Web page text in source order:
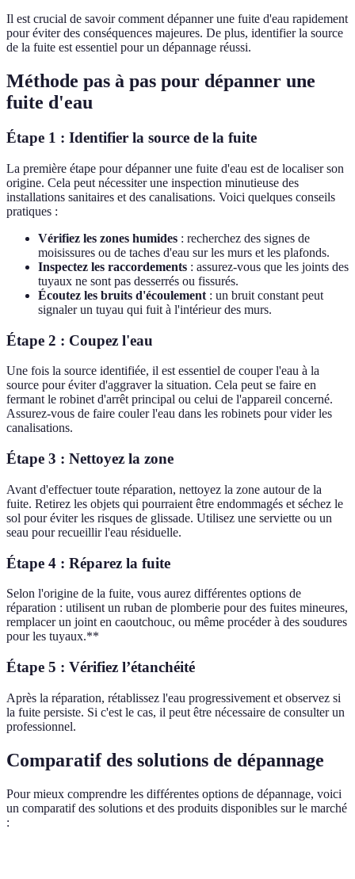
Il est crucial de savoir comment dépanner une fuite d'eau rapidement
pour éviter des conséquences majeures. De plus, identifier la source
de la fuite est essentiel pour un dépannage réussi.
Méthode pas à pas pour dépanner une
fuite d'eau
Étape 1 : Identifier la source de la fuite
La première étape pour dépanner une fuite d'eau est de localiser son
origine. Cela peut nécessiter une inspection minutieuse des
installations sanitaires et des canalisations. Voici quelques conseils
pratiques :
Vérifiez les zones humides : recherchez des signes de
moisissures ou de taches d'eau sur les murs et les plafonds.
Inspectez les raccordements : assurez-vous que les joints des
tuyaux ne sont pas desserrés ou fissurés.
Écoutez les bruits d'écoulement : un bruit constant peut
signaler un tuyau qui fuit à l'intérieur des murs.
Étape 2 : Coupez l'eau
Une fois la source identifiée, il est essentiel de couper l'eau à la
source pour éviter d'aggraver la situation. Cela peut se faire en
fermant le robinet d'arrêt principal ou celui de l'appareil concerné.
Assurez-vous de faire couler l'eau dans les robinets pour vider les
canalisations.
Étape 3 : Nettoyez la zone
Avant d'effectuer toute réparation, nettoyez la zone autour de la
fuite. Retirez les objets qui pourraient être endommagés et séchez le
sol pour éviter les risques de glissade. Utilisez une serviette ou un
seau pour recueillir l'eau résiduelle.
Étape 4 : Réparez la fuite
Selon l'origine de la fuite, vous aurez différentes options de
réparation : utilisent un ruban de plomberie pour des fuites mineures,
remplacer un joint en caoutchouc, ou même procéder à des soudures
pour les tuyaux.**
Étape 5 : Vérifiez l’étanchéité
Après la réparation, rétablissez l'eau progressivement et observez si
la fuite persiste. Si c'est le cas, il peut être nécessaire de consulter un
professionnel.
Comparatif des solutions de dépannage
Pour mieux comprendre les différentes options de dépannage, voici
un comparatif des solutions et des produits disponibles sur le marché
: